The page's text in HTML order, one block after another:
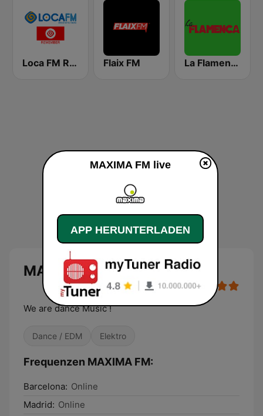
Loca FM Remember Flaix FM La Flamenca
MAXIMA FM
We are dance Music !
Dance / EDM Elektro
Frequenzen MAXIMA FM:
Barcelona: Online
Madrid: Online
MAXIMA FM live
APP HERUNTERLADEN